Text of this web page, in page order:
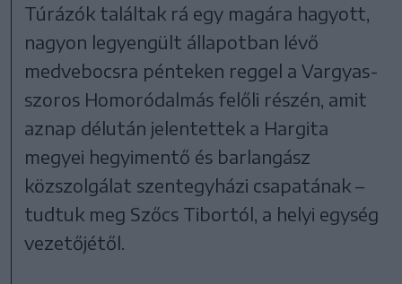
Túrázók találtak rá egy magára hagyott,
nagyon legyengült állapotban lévő
medvebocsra pénteken reggel a Vargyas-
szoros Homoródalmás felőli részén, amit
aznap délután jelentettek a Hargita
megyei hegyimentő és barlangász
közszolgálat szentegyházi csapatának –
tudtuk meg Szőcs Tibortól, a helyi egység
vezetőjétől.